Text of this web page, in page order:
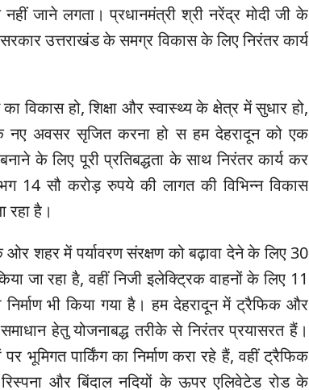
जाने लगता। प्रधानमंत्री श्री नरेंद्र मोदी जी के
सरकार उत्तराखंड के समग्र विकास के लिए निरंतर कार्य
विकास हो, शिक्षा और स्वास्थ्य के क्षेत्र में सुधार हो,
नए अवसर सृजित करना हो स हम देहरादून को एक
के लिए पूरी प्रतिबद्धता के साथ निरंतर कार्य कर
14 सौ करोड़ रुपये की लागत की विभिन्न विकास
रहा है।
शहर में पर्यावरण संरक्षण को बढ़ावा देने के लिए 30
जा रहा है, वहीं निजी इलेक्ट्रिक वाहनों के लिए 11
निर्माण भी किया गया है। हम देहरादून में ट्रैफिक और
हेतु योजनाबद्ध तरीके से निरंतर प्रयासरत हैं।
भूमिगत पार्किंग का निर्माण करा रहे हैं, वहीं ट्रैफिक
और बिंदाल नदियों के ऊपर एलिवेटेड रोड के